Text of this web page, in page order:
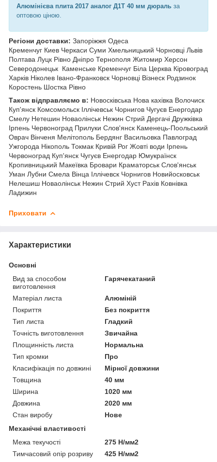
Алюмінієва плита 2017 аналог Д1Т 40 мм дюраль за
оптовою ціною.
Регіони доставки: Запоріжжя Одеса
Кременчуг Киев Черкаси Суми Хмельницький Чорновці Львів
Полтава Луцк Рівно Дніпро Тернополя Житомир Херсон
Северодонецьк Каменське Кременчуг Біла Церква Кіровоград
Харків Ніколев Івано-Франковск Чорновці Візнеск Родзинок
Коростень Шостка Рівно
Також відправляємо в: Новосківська Нова кахівка Волочиск
Куп'янск Комсомольск Іллічевськ Чорнигов Чугуєв Енергодар
Смелу Нетешин Новаолінськ Нежин Стрий Дергачі Дружківка
Ірпень Червоноград Прилуки Слов'янск Каменець-Поольський
Оврач Вінченя Мелітополь Бердянг Васильовка Павлоград
Ужгорода Нікополь Токмак Кривій Рог Жовті води Ірпень
Червоноград Куп'янск Чугуєв Енергодар Юмукраїнск
Кропивницький Макеївка Бровари Краматорськ Слов'янськ
Уман Лубни Смела Вінца Іллічевск Чорнигов Новийосковськ
Нелешиш Новаолінськ Нежин Стрий Хуст Рахів Ковнівка
Ладижин
Приховати
Характеристики
Основні
Вид за способом
виготовлення
Гарячекатаний
Матеріал листа
Алюміній
Покриття
Без покриття
Тип листа
Гладкий
Точність виготовлення
Звичайна
Площинність листа
Нормальна
Тип кромки
Про
Класифікація по довжині
Мірної довжини
Товщина
40 мм
Ширина
1020 мм
Довжина
2020 мм
Стан виробу
Нове
Механічні властивості
Межа текучості
275 Н/мм2
Тимчасовий опір розриву
425 Н/мм2